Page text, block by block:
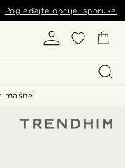
Pogledajte opcije isporuke
mašne